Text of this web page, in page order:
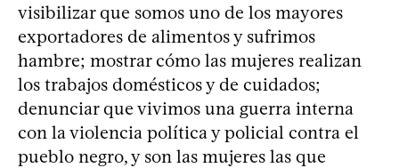
visibilizar que somos uno de los mayores
exportadores de alimentos y sufrimos
hambre; mostrar cómo las mujeres realizan
los trabajos domésticos y de cuidados;
denunciar que vivimos una guerra interna
con la violencia política y policial contra el
pueblo negro, y son las mujeres las que